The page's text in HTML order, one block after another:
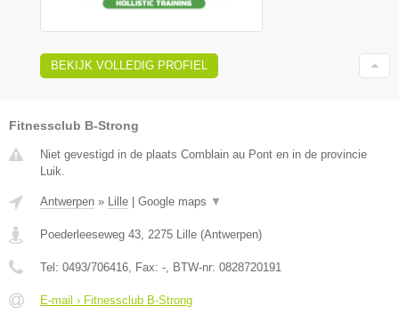
BEKIJK VOLLEDIG PROFIEL
Fitnessclub B-Strong
Niet gevestigd in de plaats Comblain au Pont en in de provincie
Luik.
Antwerpen » Lille Google maps ▼
Poederleeseweg 43, 2275 Lille (Antwerpen)
Tel: 0493/706416, Fax: -, BTW-nr: 0828720191
E-mail › Fitnessclub B-Strong